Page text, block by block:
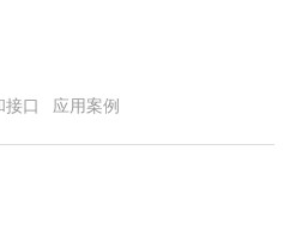
接口 应用案例